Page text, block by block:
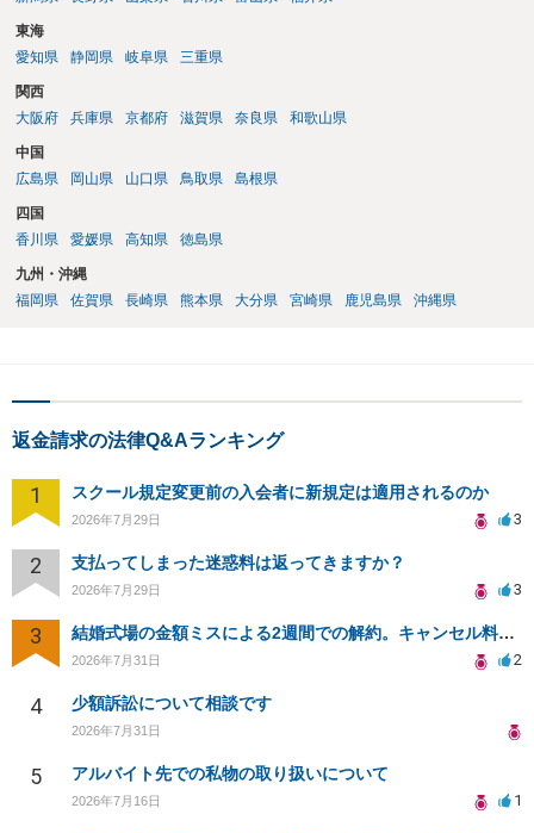
東海
愛知県
静岡県 岐阜県 三重県
関西
大阪府
兵庫県 京都府 滋賀県 奈良県 和歌山県
中国
広島県
岡山県 山口県 鳥取県 島根県
四国
香川県
愛媛県 高知県 徳島県
九州・沖縄
福岡県
佐賀県 長崎県 熊本県 大分県 宮崎県 鹿児島県 沖縄県
返金請求の法律Q&Aランキング
1 スクール規定変更前の入会者に新規定は適用されるのか
2026年7月29日 3
2 支払ってしまった迷惑料は返ってきますか？
2026年7月29日 3
3 結婚式場の金額ミスによる2週間での解約。キャンセル料10万円の免除は可能か。
2026年7月31日 2
4 少額訴訟について相談です
2026年7月31日
5 アルバイト先での私物の取り扱いについて
2026年7月16日 1